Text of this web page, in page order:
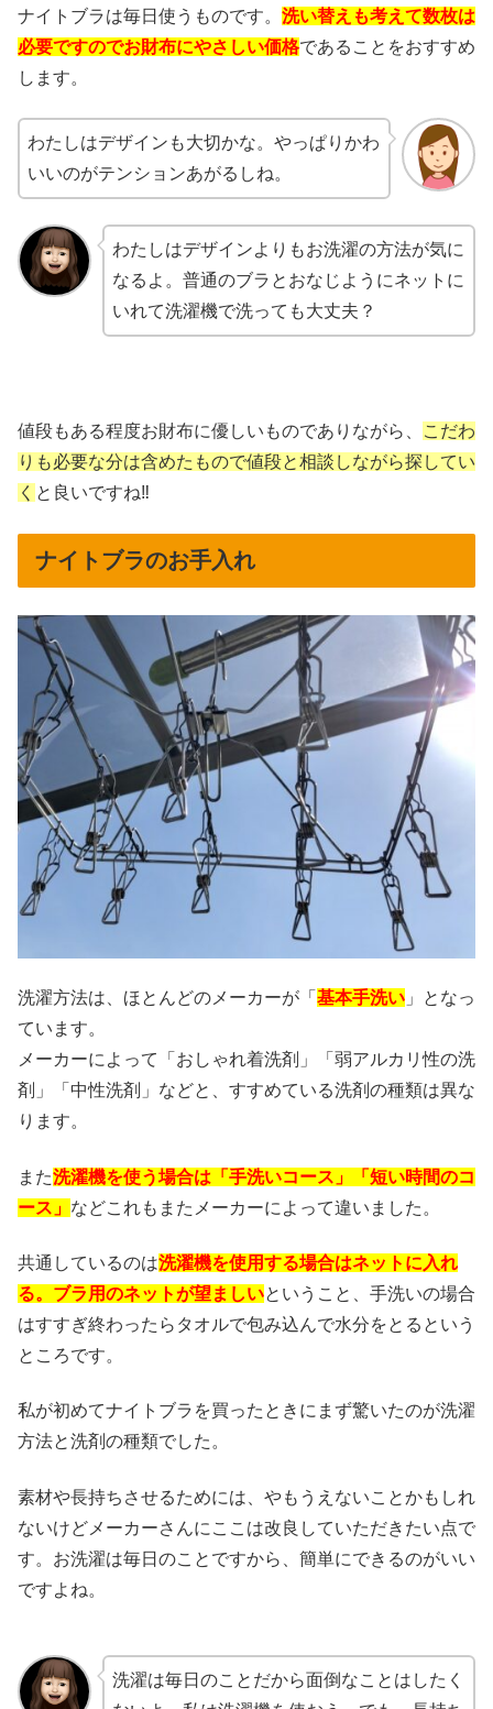
ナイトブラは毎日使うものです。 洗い替えも考えて数枚は
必要ですのでお財布にやさしい価格であることをおすすめ
します。
わたしはデザインも大切かな。やっぱりかわ
いいのがテンションあがるしね。
わたしはデザインよりもお洗濯の方法が気に
なるよ。普通のブラとおなじようにネットに
いれて洗濯機で洗っても大丈夫？
値段もある程度お財布に優しいものでありながら、
こだわ
りも必要な分は含めたもので値段と相談しながら探してい
く と良いですね‼︎
ナイトブラのお手入れ
洗濯方法は、ほとんどのメーカーが「 基本手洗い 」となっ
ています。
メーカーによって「おしゃれ着洗剤」「弱アルカリ性の洗
剤」「中性洗剤」などと、すすめている洗剤の種類は異な
ります。
また洗濯機を使う場合は「手洗いコース」「短い時間のコ
ース」 などこれもまたメーカーによって違いました。
共通しているのは洗濯機を使用する場合はネットに入れ
る。ブラ用のネットが望ましいということ、手洗いの場合
はすすぎ終わったらタオルで包み込んで水分をとるという
ところです。
私が初めてナイトブラを買ったときにまず驚いたのが洗濯
方法と洗剤の種類でした。
素材や長持ちさせるためには、やもうえないことかもしれ
ないけどメーカーさんにここは改良していただきたい点で
す。お洗濯は毎日のことですから、簡単にできるのがいい
ですよね。
洗濯は毎日のことだから面倒なことはしたく